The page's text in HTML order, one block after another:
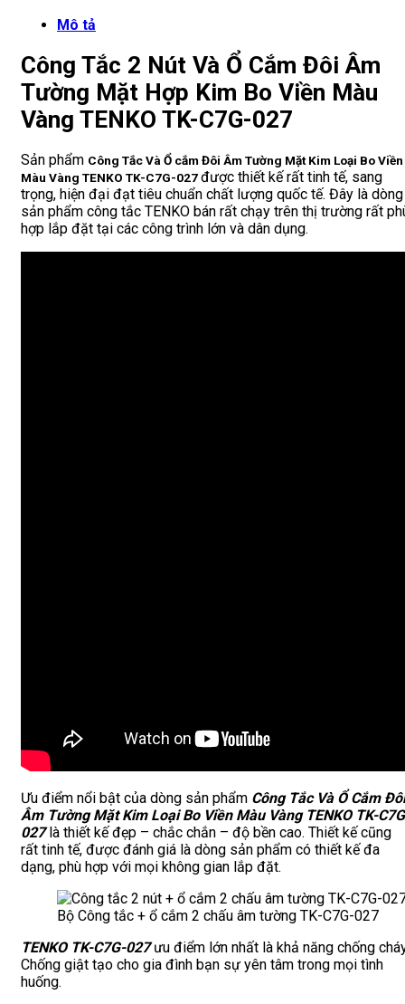
Mô tả
Công Tắc 2 Nút Và Ổ Cắm Đôi Âm
Tường Mặt Hợp Kim Bo Viền Màu
Vàng TENKO TK-C7G-027
Sản phẩm Công Tắc Và Ổ cắm Đôi Âm Tường Mặt Kim Loại Bo Viền
Màu Vàng TENKO TK-C7G-027được thiết kế rất tinh tế, sang
trọng, hiện đại đạt tiêu chuẩn chất lượng quốc tế. Đây là dòng
sản phẩm công tắc TENKO bán rất chạy trên thị trường rất
hợp lắp đặt tại các công trình lớn và dân dụng.
Ưu điểm nổi bật của dòng sản phẩm Công Tắc Và Ổ Cắm Đôi
Âm Tường Mặt Kim Loại Bo Viền Màu Vàng TENKO TK-
027là thiết kế đẹp – chắc chắn – độ bền cao. Thiết kế cũng
rất tinh tế, được đánh giá là dòng sản phẩm có thiết kế đa
dạng, phù hợp với mọi không gian lắp đặt.
Bộ Công tắc + ổ cắm 2 chấu âm tường TK-C7G-027
TENKO TK-C7G-027ưu điểm lớn nhất là khả năng chống
Chống giật tạo cho gia đình bạn sự yên tâm trong mọi tình
huống.